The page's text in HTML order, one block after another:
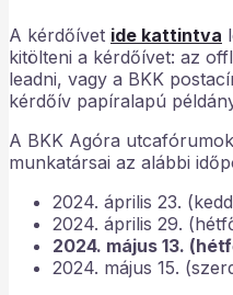
A kérdőívet ide kattintva
kitölteni a kérdőívet: az
leadni, vagy a BKK
kérdőív papíralapú
A BKK Agóra
munkatársai az alábbi
2024. április 23.
2024. április 29.
2024. május 13.
2024. május 15.